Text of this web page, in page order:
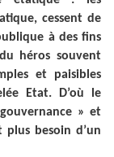
cessent de
à des fins
héros souvent
et paisibles
Etat. D’où le
» et
plus besoin d’un